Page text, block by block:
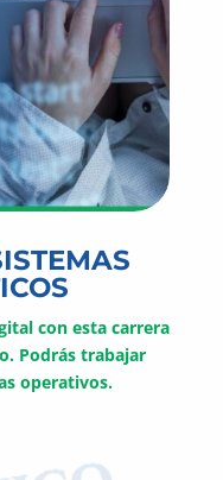
con esta carrera
Podrás trabajar
operativos.